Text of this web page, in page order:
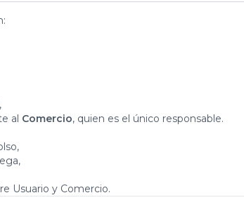
al Comercio, quien es el único responsable.
Usuario y Comercio.